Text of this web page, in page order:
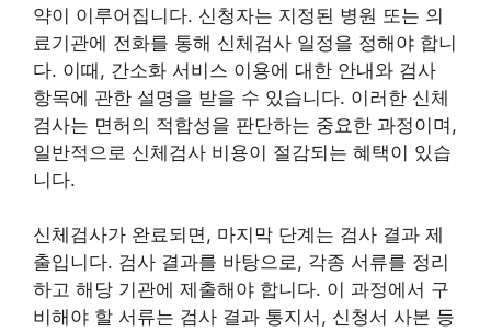
약이 이루어집니다. 신청자는 지정된 병원 또는 의
료기관에 전화를 통해 신체검사 일정을 정해야 합니
다. 이때, 간소화 서비스 이용에 대한 안내와 검사
항목에 관한 설명을 받을 수 있습니다. 이러한 신체
검사는 면허의 적합성을 판단하는 중요한 과정이며,
일반적으로 신체검사 비용이 절감되는 혜택이 있습
니다.
신체검사가 완료되면, 마지막 단계는 검사 결과 제
출입니다. 검사 결과를 바탕으로, 각종 서류를 정리
하고 해당 기관에 제출해야 합니다. 이 과정에서 구
비해야 할 서류는 검사 결과 통지서, 신청서 사본 등